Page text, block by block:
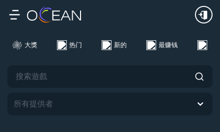
大獎 热门 新的 最赚钱
所有提供者
24H Week